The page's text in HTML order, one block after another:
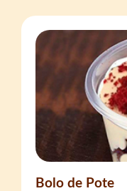
Bolo de Pote